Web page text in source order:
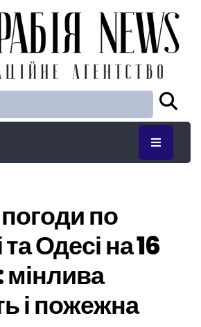
по
Одесі на 16
мінлива
і пожежна